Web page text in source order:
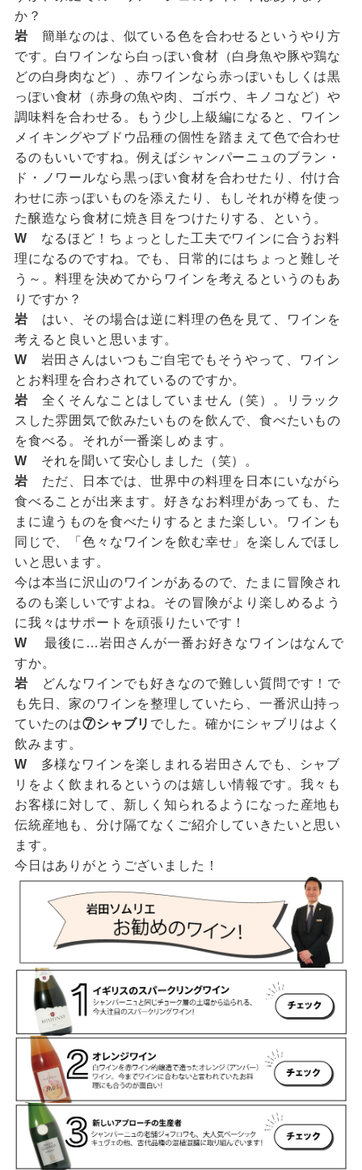
か？
岩 簡単なのは、似ている色を合わせるというやり方
です。白ワインなら白っぽい食材（白身魚や豚や鶏な
どの白身肉など）、赤ワインなら赤っぽいもしくは黒
っぽい食材（赤身の魚や肉、ゴボウ、キノコなど）や
調味料を合わせる。もう少し上級編になると、ワイン
メイキングやブドウ品種の個性を踏まえて色で合わせ
るのもいいですね。例えばシャンパーニュのブラン・
ド・ノワールなら黒っぽい食材を合わせたり、付け合
わせに赤っぽいものを添えたり、もしそれが樽を使っ
た醸造なら食材に焼き目をつけたりする、という。
W なるほど！ちょっとした工夫でワインに合うお料
理になるのですね。でも、日常的にはちょっと難しそ
う～。料理を決めてからワインを考えるというのもあ
りですか？
岩 はい、その場合は逆に料理の色を見て、ワインを
考えると良いと思います。
W 岩田さんはいつもご自宅でもそうやって、ワイン
とお料理を合わされているのですか。
岩 全くそんなことはしていません（笑）。リラック
スした雰囲気で飲みたいものを飲んで、食べたいもの
を食べる。それが一番楽しめます。
W それを聞いて安心しました（笑）。
岩 ただ、日本では、世界中の料理を日本にいながら
食べることが出来ます。好きなお料理があっても、た
まに違うものを食べたりするとまた楽しい。ワインも
同じで、「色々なワインを飲む幸せ」を楽しんでほし
いと思います。
今は本当に沢山のワインがあるので、たまに冒険され
るのも楽しいですよね。その冒険がより楽しめるよう
に我々はサポートを頑張りたいです！
W 最後に…岩田さんが一番お好きなワインはなんで
すか。
岩 どんなワインでも好きなので難しい質問です！で
も先日、家のワインを整理していたら、一番沢山持っ
ていたのは⑦シャブリ でした。確かにシャブリはよく
飲みます。
W 多様なワインを楽しまれる岩田さんでも、シャブ
リをよく飲まれるというのは嬉しい情報です。我々も
お客様に対して、新しく知られるようになった産地も
伝統産地も、分け隔てなくご紹介していきたいと思い
ます。
今日はありがとうございました！